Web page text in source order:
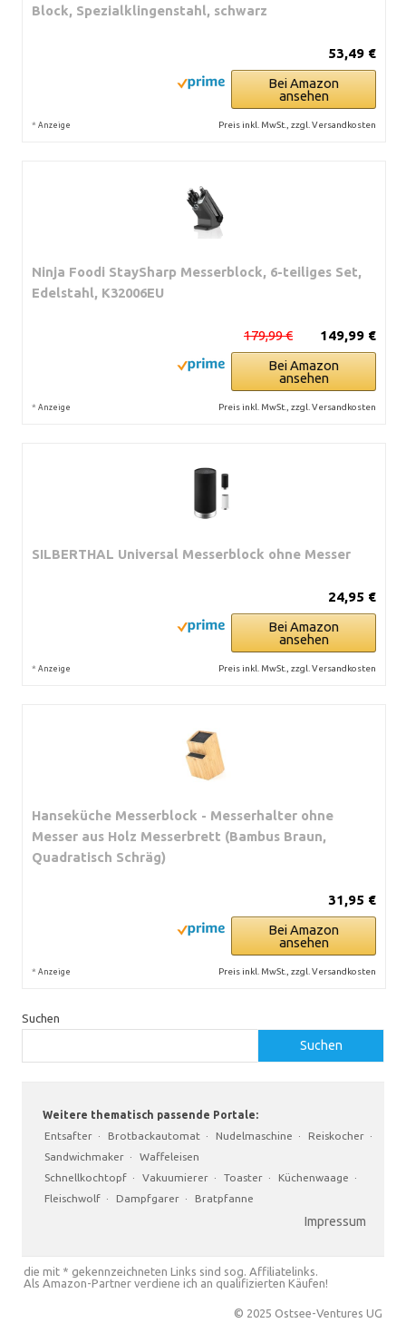
Block, Spezialklingenstahl, schwarz
53,49 €
Bei Amazon
ansehen
* Anzeige Preis inkl. MwSt., zzgl. Versandkosten
Ninja Foodi StaySharp Messerblock, 6-teiliges Set,
Edelstahl, K32006EU
149,99 €
179,99 €
Bei Amazon
ansehen
* Anzeige Preis inkl. MwSt., zzgl. Versandkosten
SILBERTHAL Universal Messerblock ohne Messer
24,95 €
Bei Amazon
ansehen
* Anzeige Preis inkl. MwSt., zzgl. Versandkosten
Hanseküche Messerblock - Messerhalter ohne
Messer aus Holz Messerbrett (Bambus Braun,
Quadratisch Schräg)
31,95 €
Bei Amazon
ansehen
* Anzeige Preis inkl. MwSt., zzgl. Versandkosten
Suchen
Suchen
Weitere thematisch passende Portale:
Entsafter · Brotbackautomat · Nudelmaschine · Reiskocher ·
Sandwichmaker ·
Waffeleisen
Schnellkochtopf · Vakuumierer · Toaster · Küchenwaage ·
Fleischwolf · Dampfgarer · Bratpfanne
Impressum
die mit * gekennzeichneten Links sind sog. Affiliatelinks.
Als Amazon-Partner verdiene ich an qualifizierten Käufen!
© 2025 Ostsee-Ventures UG